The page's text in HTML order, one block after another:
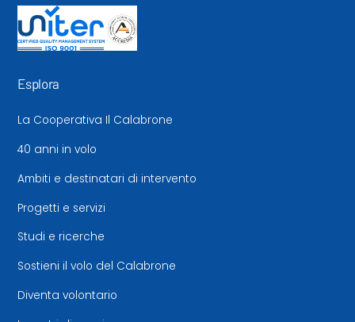
Esplora
La Cooperativa Il Calabrone
40 anni in volo
Ambiti e destinatari di intervento
Progetti e servizi
Studi e ricerche
Sostieni il volo del Calabrone
Diventa volontario